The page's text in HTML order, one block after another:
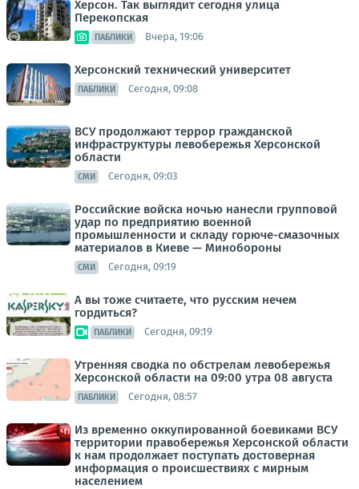
Херсон. Так выглядит сегодня улица
Перекопская
ПАБЛИКИ Вчера, 19:06
Херсонский технический университет
ПАБЛИКИ Сегодня, 09:08
ВСУ продолжают террор гражданской
инфраструктуры левобережья Херсонской
области
СМИ Сегодня, 09:03
Российские войска ночью нанесли групповой
удар по предприятию военной
промышленности и складу горюче-смазочных
материалов в Киеве — Минобороны
СМИ Сегодня, 09:19
А вы тоже считаете, что русским нечем
гордиться?
ПАБЛИКИ Сегодня, 09:19
Утренняя сводка по обстрелам левобережья
Херсонской области на 09:00 утра 08 августа
ПАБЛИКИ Сегодня, 08:57
Из временно оккупированной боевиками ВСУ
территории правобережья Херсонской области
к нам продолжает поступать достоверная
информация о происшествиях с мирным
населением